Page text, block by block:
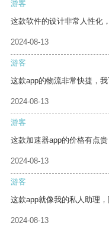
游客
这款软件的设计非常人性化
2024-08-13
游客
这款app的物流非常快捷，
2024-08-13
游客
这款加速器app的价格有点
2024-08-13
游客
这款app就像我的私人助理
2024-08-13